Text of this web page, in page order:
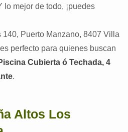
mejor de todo, ¡puedes
Puerto Manzano, 8407 Villa
perfecto para quienes buscan
Cubierta ó Techada, 4
.
Altos Los